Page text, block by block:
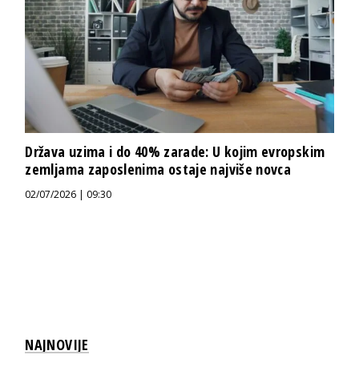
Država uzima i do 40% zarade: U kojim evropskim
zemljama zaposlenima ostaje najviše novca
02/07/2026 | 09:30
NAJNOVIJE